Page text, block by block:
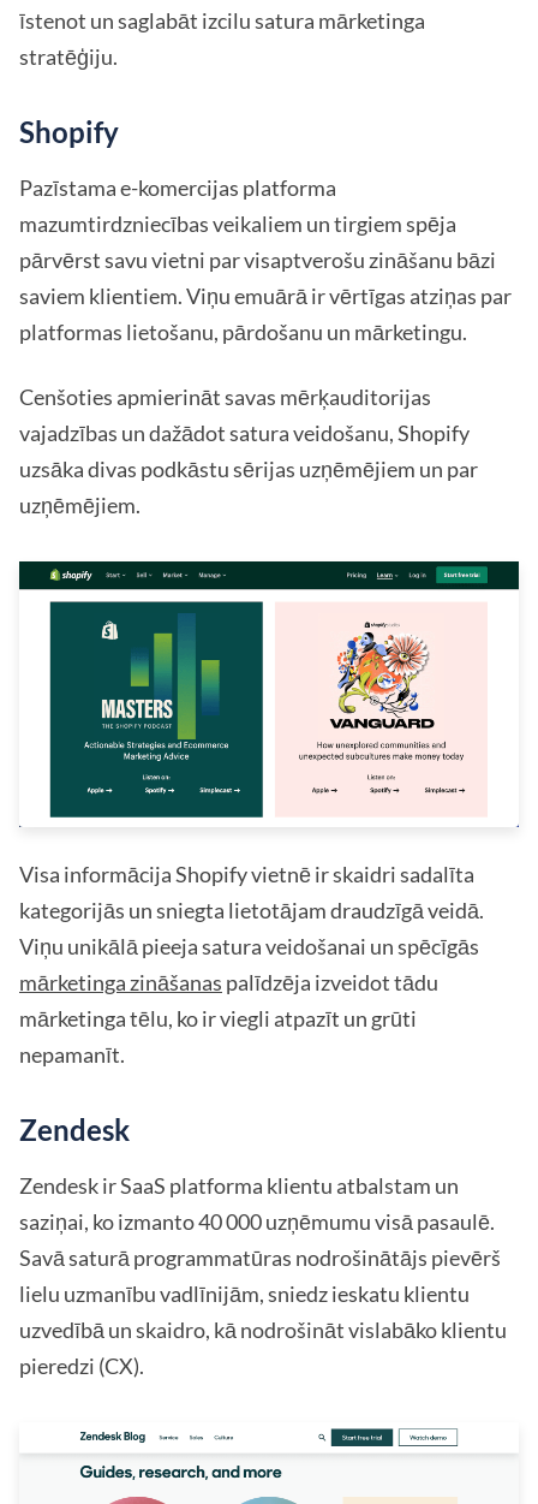
īstenot un saglabāt izcilu satura mārketinga
stratēģiju.
Shopify
Pazīstama e-komercijas platforma
mazumtirdzniecības veikaliem un tirgiem spēja
pārvērst savu vietni par visaptverošu zināšanu bāzi
saviem klientiem. Viņu emuārā ir vērtīgas atziņas par
platformas lietošanu, pārdošanu un mārketingu.
Cenšoties apmierināt savas mērķauditorijas
vajadzības un dažādot satura veidošanu, Shopify
uzsāka divas podkāstu sērijas uzņēmējiem un par
uzņēmējiem.
Visa informācija Shopify vietnē ir skaidri sadalīta
kategorijās un sniegta lietotājam draudzīgā veidā.
Viņu unikālā pieeja satura veidošanai un spēcīgās
mārketinga zināšanas palīdzēja izveidot tādu
mārketinga tēlu, ko ir viegli atpazīt un grūti
nepamanīt.
Zendesk
Zendesk ir SaaS platforma klientu atbalstam un
saziņai, ko izmanto 40 000 uzņēmumu visā pasaulē.
Savā saturā programmatūras nodrošinātājs pievērš
lielu uzmanību vadlīnijām, sniedz ieskatu klientu
uzvedībā un skaidro, kā nodrošināt vislabāko klientu
pieredzi (CX).